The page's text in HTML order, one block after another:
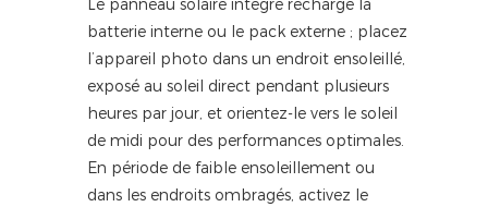
Le panneau solaire intégré recharge la
batterie interne ou le pack externe ; placez
l’appareil photo dans un endroit ensoleillé,
exposé au soleil direct pendant plusieurs
heures par jour, et orientez-le vers le soleil
de midi pour des performances optimales.
En période de faible ensoleillement ou
dans les endroits ombragés, activez le